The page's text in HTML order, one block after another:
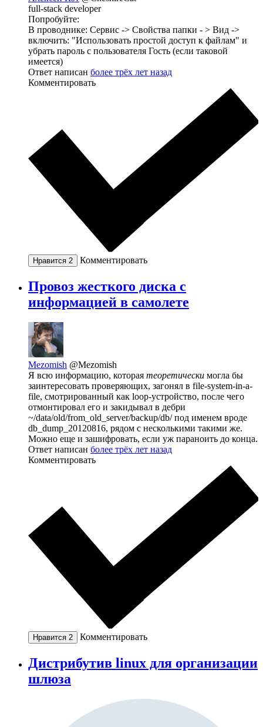
full-stack developer
Попробуйте:
В проводнике: Сервис -> Свойства папки - > Вид ->
включить: "Использовать простой доступ к файлам" и
убрать пароль с пользователя Гость (если таковой
имеется)
Ответ написан более трёх лет назад
Комментировать
Нравится 2 Комментировать
Провоз жесткого диска с
информацией в самолете
Mezomish @Mezomish
Я всю информацию, которая теоретически могла бы
заинтересовать проверяющих, загонял в file-system-in-a-
file, смотрированный как loop-устройство, после чего
отмонтировал его и закидывал в дебри
~/data/old/from_old_server/backup/db/ под именем вроде
db_dump_20120816, рядом с несколькими такими же.
Можно еще и зашифровать, если уж параноить до конца.
Ответ написан более трёх лет назад
Комментировать
Нравится 2 Комментировать
Дистрибутив linux для организации
шлюза